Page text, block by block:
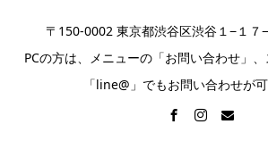
〒150-0002 東京都渋谷区渋谷１−１７
PCの方は、メニューの「お問い合わせ」
「line@」でもお問い合わせが可